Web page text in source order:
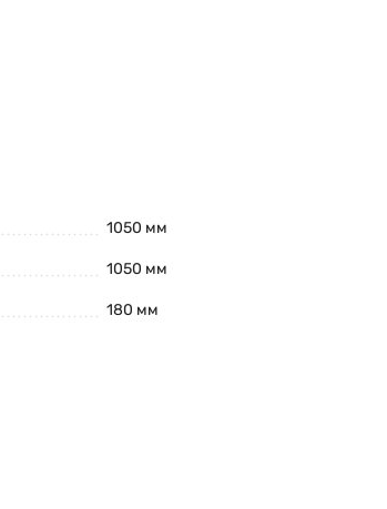
1050 мм
1050 мм
180 мм